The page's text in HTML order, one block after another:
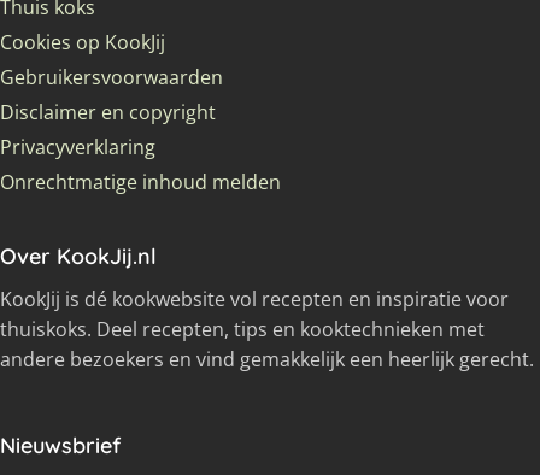
Thuis koks
Cookies op KookJij
Gebruikersvoorwaarden
Disclaimer en copyright
Privacyverklaring
Onrechtmatige inhoud melden
Over KookJij.nl
KookJij is dé kookwebsite vol recepten en inspiratie voor
thuiskoks. Deel recepten, tips en kooktechnieken met
andere bezoekers en vind gemakkelijk een heerlijk gerecht.
Nieuwsbrief